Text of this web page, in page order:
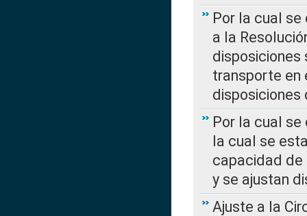
Por la cual se
a la
disposiciones
transporte en
disposiciones
Por la cual se
la cual se
capacidad de
y se ajustan
Ajuste a la